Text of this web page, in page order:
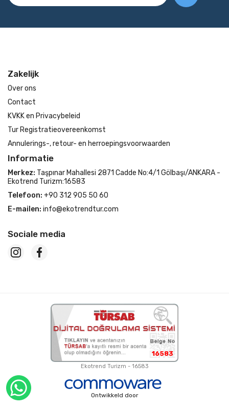
Zakelijk
Over ons
Contact
KVKK en Privacybeleid
Tur Registratieovereenkomst
Annulerings-, retour- en herroepingsvoorwaarden
Informatie
Merkez: Taşpınar Mahallesi 2871 Cadde No:4/1 Gölbaşı/ANKARA -
Ekotrend Turizm:16583
Telefoon: +90 312 905 50 60
E-mailen: info@ekotrendtur.com
Sociale media
16583
Ekotrend Turizm - 16583
Ontwikkeld door